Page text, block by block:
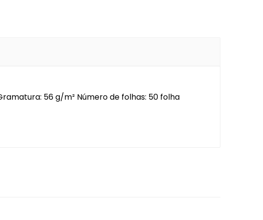
56 g/m² Número de folhas: 50 folha